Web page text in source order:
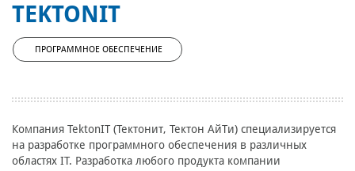
TEKTONIT
ПРОГРАММНОЕ ОБЕСПЕЧЕНИЕ
Компания TektonIT (Тектонит, Тектон АйТи) специализируется
на разработке программного обеспечения в различных
областях IT. Разработка любого продукта компании